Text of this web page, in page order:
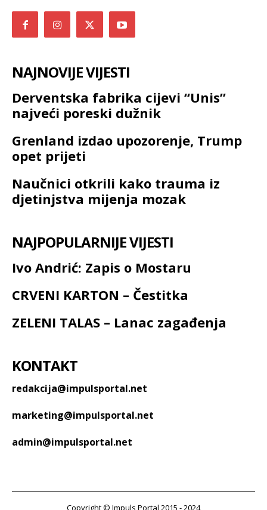
NAJNOVIJE VIJESTI
Derventska fabrika cijevi “Unis”
najveći poreski dužnik
Grenland izdao upozorenje, Trump
opet prijeti
Naučnici otkrili kako trauma iz
djetinjstva mijenja mozak
NAJPOPULARNIJE VIJESTI
Ivo Andrić: Zapis o Mostaru
CRVENI KARTON – Čestitka
ZELENI TALAS – Lanac zagađenja
KONTAKT
redakcija@impulsportal.net
marketing@impulsportal.net
admin@impulsportal.net
Copyright © Impuls Portal 2015 - 2024